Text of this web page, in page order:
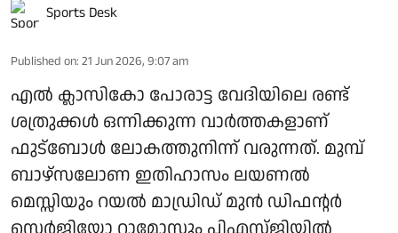
Sports Desk
Published on: 21 Jun 2026, 9:07 am
എൽ ക്ലാസികോ പോരാട്ട വേദിയിലെ രണ്ട്
ശത്രുക്കൾ ഒന്നിക്കുന്ന വാർത്തകളാണ്
ഫുട്ബോൾ ലോകത്തുനിന്ന് വരുന്നത്. മുമ്പ്
ബാഴ്സലോണ ഇതിഹാസം ലയണൽ
മെസ്സിയും റയൽ മാഡ്രിഡ് മുൻ ഡിഫന്റർ